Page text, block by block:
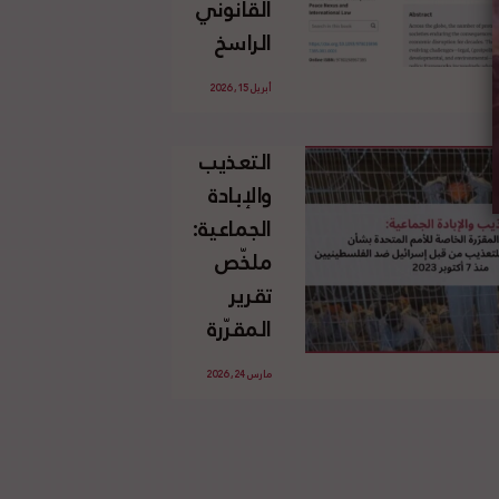
الإسرائيلي
غير
القانوني
الفلسطينية
القانوني
الراسخ
للاجئين
وحقهم
في العودة
بموجب
القانون
الدولي
أبريل 15, 2026
التعذيب
والإبادة
الجماعية:
ملخّص
تقرير
المقرّرة
الخاصة
مارس 24, 2026